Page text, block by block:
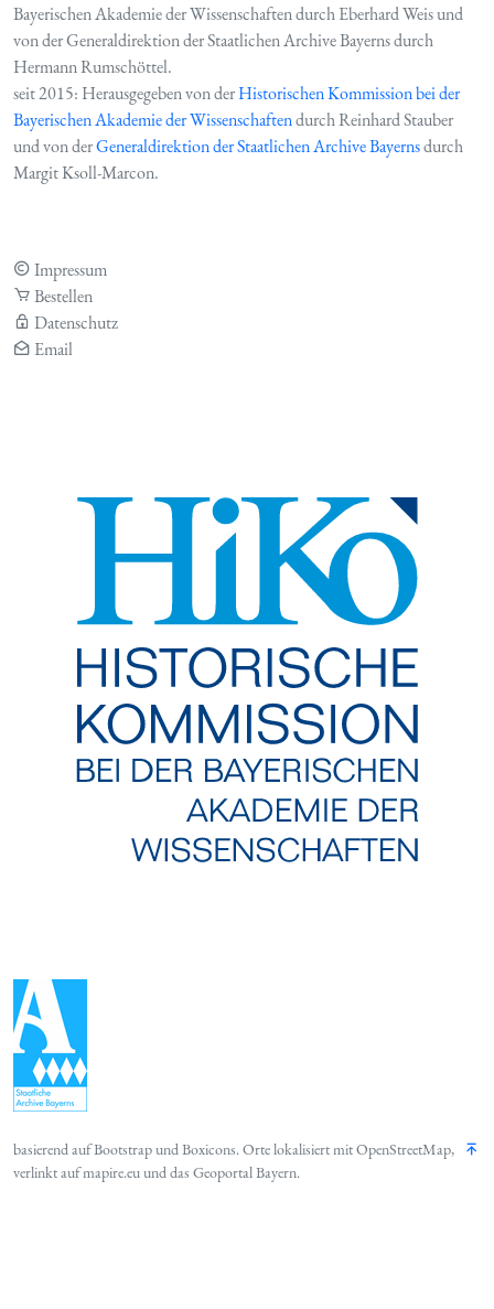
Bayerischen Akademie der Wissenschaften durch Eberhard Weis und
von der Generaldirektion der Staatlichen Archive Bayerns durch
Hermann Rumschöttel.
seit 2015: Herausgegeben von derHistorischen Kommission bei der
Bayerischen Akademie der Wissenschaftendurch Reinhard Stauber
und von derGeneraldirektion der Staatlichen Archive Bayernsdurch
Margit Ksoll-Marcon.
Impressum
Bestellen
Datenschutz
Email
basierend aufBootstrapundBoxicons. Orte lokalisiert mitOpenStreetMap,
verlinkt aufmapire.euund das Geoportal Bayern.